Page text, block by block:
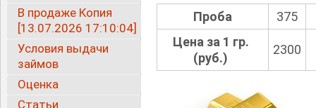
В продаже Копия
[13.07.2026 17:10:04]
Условия выдачи
займов
Оценка
Статьи
Проба
375
Цена за 1 гр.
(руб.)
2300